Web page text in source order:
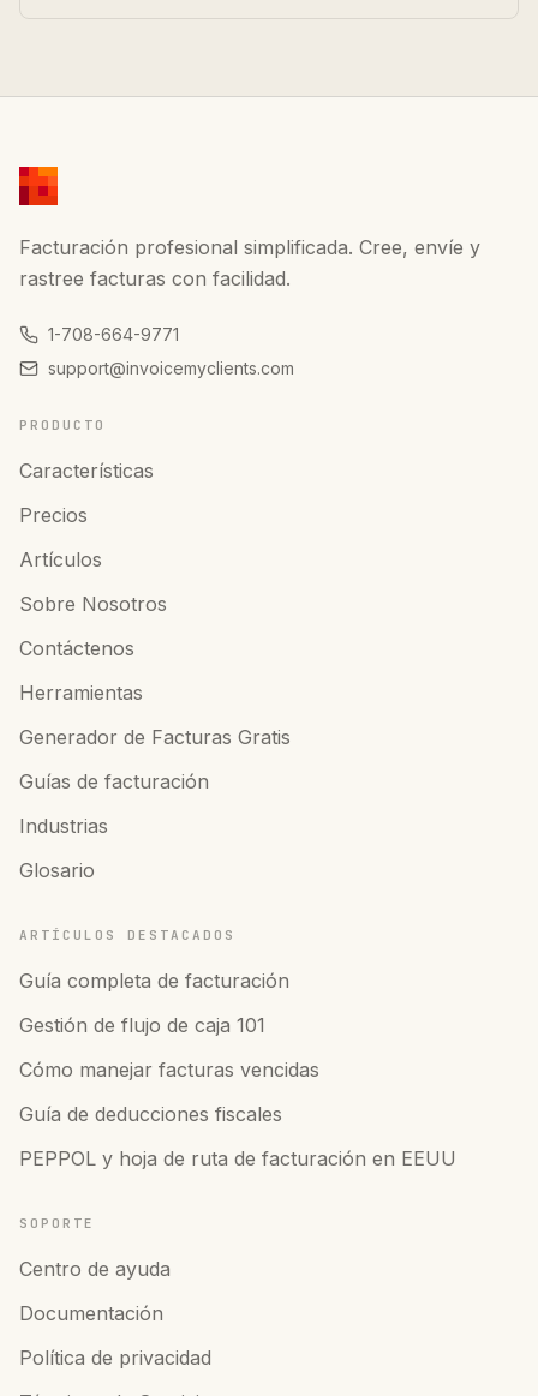
Facturación profesional simplificada. Cree, envíe y
rastree facturas con facilidad.
1-708-664-9771
support@invoicemyclients.com
PRODUCTO
Características
Precios
Artículos
Sobre Nosotros
Contáctenos
Herramientas
Generador de Facturas Gratis
Guías de facturación
Industrias
Glosario
ARTÍCULOS DESTACADOS
Guía completa de facturación
Gestión de flujo de caja 101
Cómo manejar facturas vencidas
Guía de deducciones fiscales
PEPPOL y hoja de ruta de facturación en EEUU
SOPORTE
Centro de ayuda
Documentación
Política de privacidad